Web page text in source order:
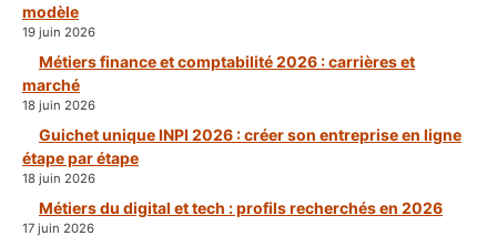
modèle
19 juin 2026
Métiers finance et comptabilité 2026 : carrières et
marché
18 juin 2026
Guichet unique INPI 2026 : créer son entreprise en ligne
étape par étape
18 juin 2026
Métiers du digital et tech : profils recherchés en 2026
17 juin 2026